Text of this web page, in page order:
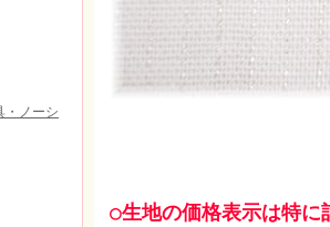
○生地の価格表示は特に